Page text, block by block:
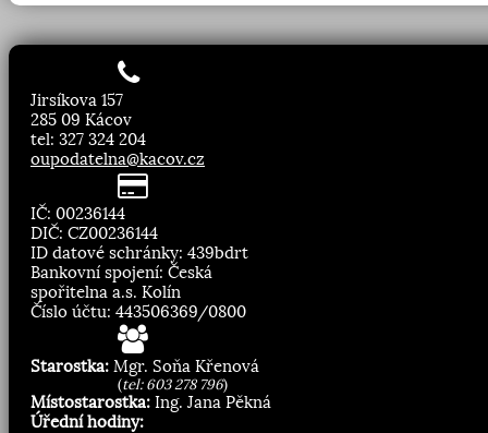
Jirsíkova 157
285 09 Kácov
tel: 327 324 204
oupodatelna@kacov.cz
IČ: 00236144
DIČ: CZ00236144
ID datové schránky: 439bdrt
Bankovní spojení: Česká
spořitelna a.s. Kolín
Číslo účtu: 443506369/0800
Starostka: Mgr. Soňa Křenová
(tel: 603 278 796)
Místostarostka: Ing. Jana Pěkná
Úřední hodiny: